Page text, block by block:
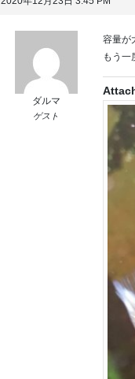
ダルマ
ゲスト
容量が
もう一